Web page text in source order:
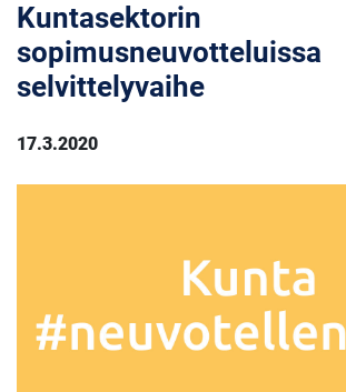
Kuntasektorin
sopimusneuvotteluissa
selvittelyvaihe
17.3.2020